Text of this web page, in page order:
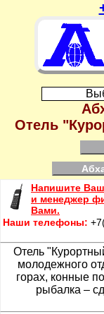
Отель
Напишите
и менеджер
Вами.
Наши телефоны:
Отель
молодежного
горах, конные
рыбалка –